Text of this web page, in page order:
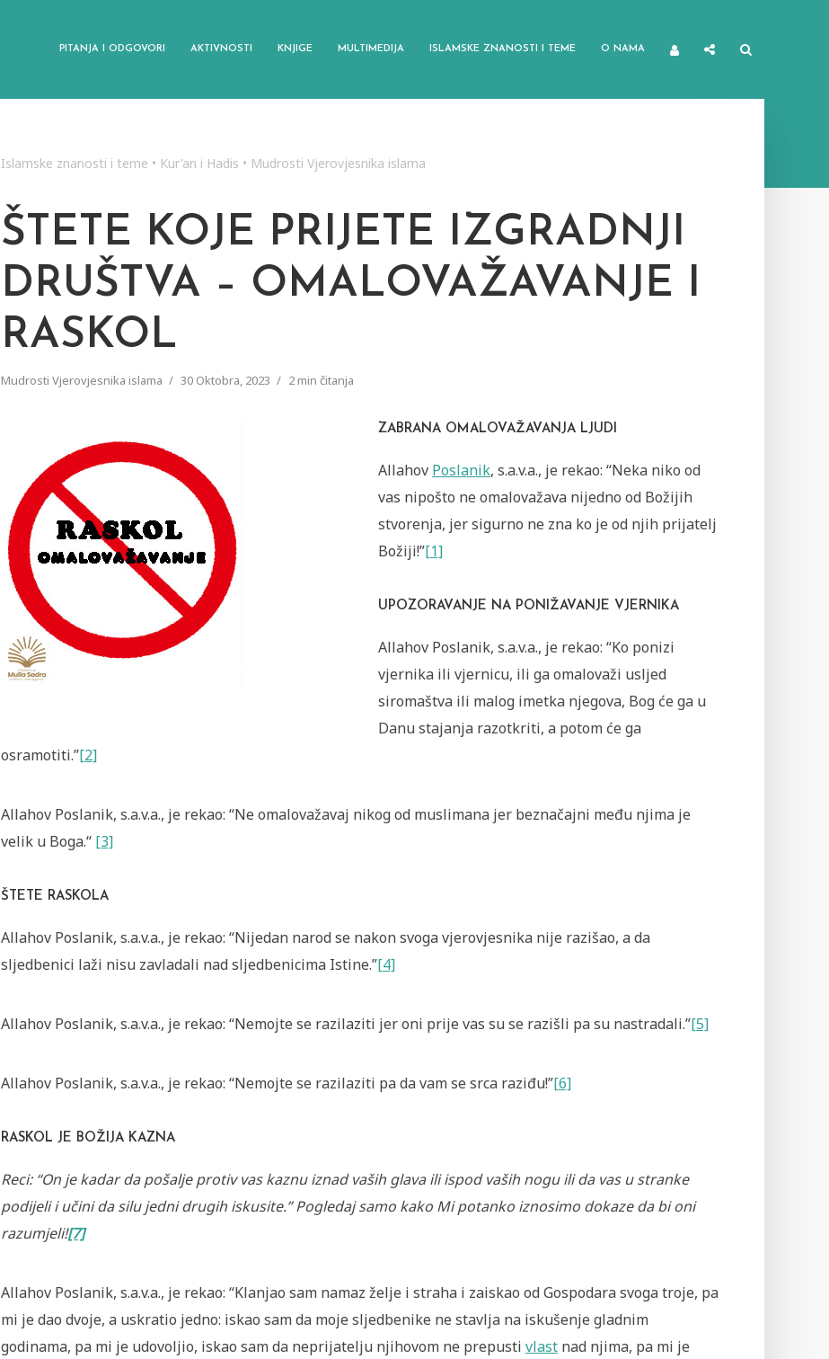
PITANJA I ODGOVORI AKTIVNOSTI KNJIGE MULTIMEDIJA ISLAMSKE ZNANOSTI I TEME O NAMA
Islamske znanosti i teme • Kur'an i Hadis • Mudrosti Vjerovjesnika islama
ŠTETE KOJE PRIJETE IZGRADNJI
DRUŠTVA – OMALOVAŽAVANJE I
RASKOL
Mudrosti Vjerovjesnika islama 30 Oktobra, 2023 2 min čitanja
ZABRANA OMALOVAŽAVANJA LJUDI
Allahov Poslanik, s.a.v.a., je rekao: “Neka niko od
vas nipošto ne omalovažava nijedno od Božijih
stvorenja, jer sigurno ne zna ko je od njih prijatelj
Božiji!”[1]
UPOZORAVANJE NA PONIŽAVANJE VJERNIKA
Allahov Poslanik, s.a.v.a., je rekao: “Ko ponizi
vjernika ili vjernicu, ili ga omalovaži usljed
siromaštva ili malog imetka njegova, Bog će ga u
Danu stajanja razotkriti, a potom će ga
osramotiti.”[2]
Allahov Poslanik, s.a.v.a., je rekao: “Ne omalovažavaj nikog od muslimana jer beznačajni među njima je
velik u Boga.“ [3]
ŠTETE RASKOLA
Allahov Poslanik, s.a.v.a., je rekao: “Nijedan narod se nakon svoga vjerovjesnika nije razišao, a da
sljedbenici laži nisu zavladali nad sljedbenicima Istine.”[4]
Allahov Poslanik, s.a.v.a., je rekao: “Nemojte se razilaziti jer oni prije vas su se razišli pa su nastradali.”[5]
Allahov Poslanik, s.a.v.a., je rekao: “Nemojte se razilaziti pa da vam se srca raziđu!”[6]
RASKOL JE BOŽIJA KAZNA
Reci: “On je kadar da pošalje protiv vas kaznu iznad vaših glava ili ispod vaših nogu ili da vas u stranke
podijeli i učini da silu jedni drugih iskusite.” Pogledaj samo kako Mi potanko iznosimo dokaze da bi oni
razumjeli![7]
Allahov Poslanik, s.a.v.a., je rekao: “Klanjao sam namaz želje i straha i zaiskao od Gospodara svoga troje, pa
mi je dao dvoje, a uskratio jedno: iskao sam da moje sljedbenike ne stavlja na iskušenje gladnim
godinama, pa mi je udovoljio, iskao sam da neprijatelju njihovom ne prepusti vlast nad njima, pa mi je